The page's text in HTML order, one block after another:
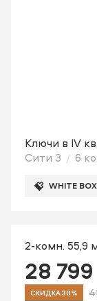
Ключи в IV
Сити 3
6
WHITE BOX
2-комн. 55,9
28
СКИДКА 30%